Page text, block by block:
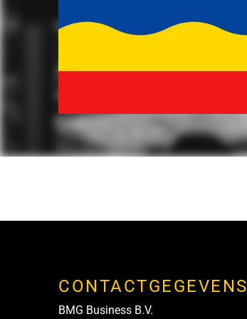
CONTACTGEGEVENS
BMG Business B.V.